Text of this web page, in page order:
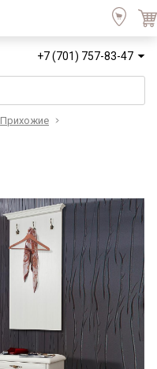
+7 (701) 757-83-47
Прихожие